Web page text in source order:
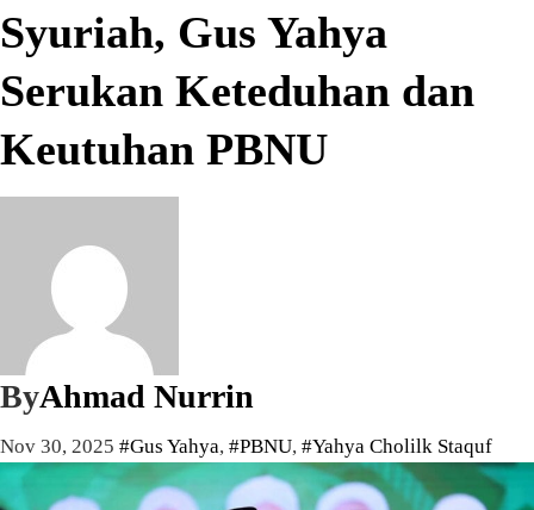
Syuriah, Gus Yahya
Serukan Keteduhan dan
Keutuhan PBNU
ByAhmad Nurrin
Nov 30, 2025 #Gus Yahya, #PBNU, #Yahya Cholilk Staquf